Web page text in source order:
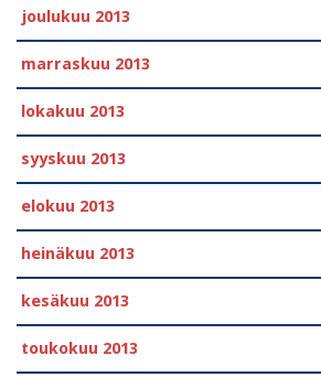
joulukuu 2013
marraskuu 2013
lokakuu 2013
syyskuu 2013
elokuu 2013
heinäkuu 2013
kesäkuu 2013
toukokuu 2013